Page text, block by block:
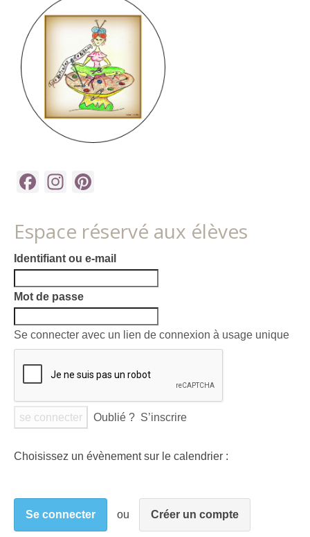
Facebook
Instagram
Espace réservé aux élèves
Identifiant ou e-mail
Mot de passe
Se connecter avec un lien de connexion à usage unique
Oublié ? S’inscrire
Choisissez un évènement sur le calendrier :
Se connecter Créer un compte